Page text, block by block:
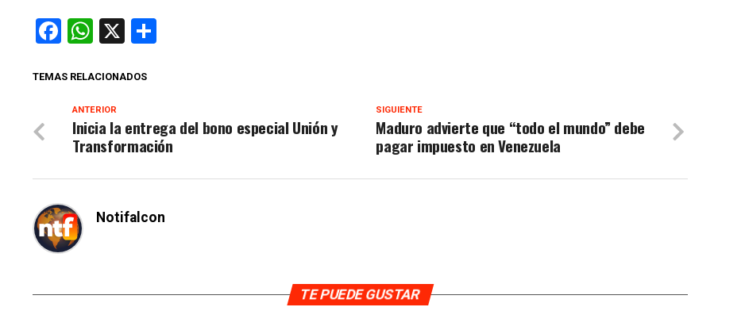
Facebook
WhatsApp
X
TEMAS RELACIONADOS
SIGUIENTE
Maduro advierte que “todo el mundo” debe
pagar impuesto en Venezuela
ANTERIOR
Inicia la entrega del bono especial Unión y
Transformación
Notifalcon
TE PUEDE GUSTAR